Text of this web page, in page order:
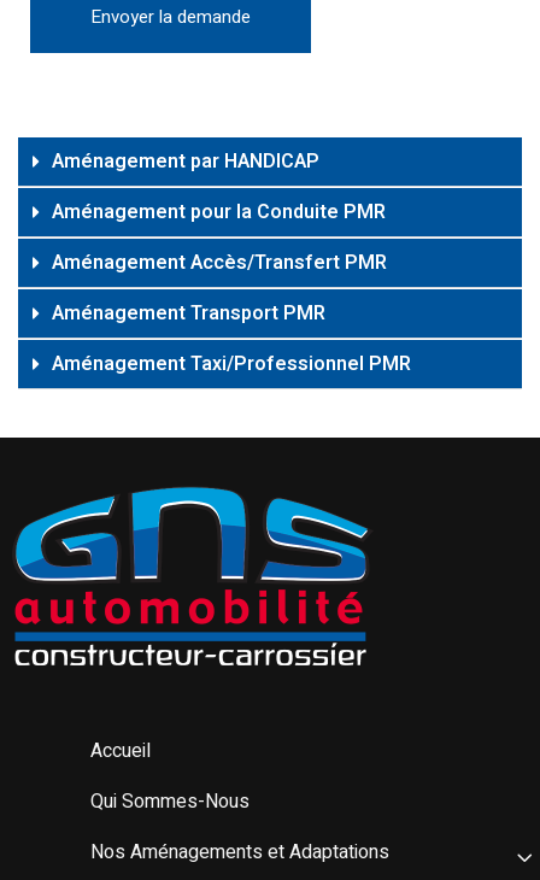
Envoyer la demande
Aménagement par HANDICAP
Aménagement pour la Conduite PMR
Aménagement Accès/Transfert PMR
Aménagement Transport PMR
Aménagement Taxi/Professionnel PMR
Accueil
Qui Sommes-Nous
Nos Aménagements et Adaptations